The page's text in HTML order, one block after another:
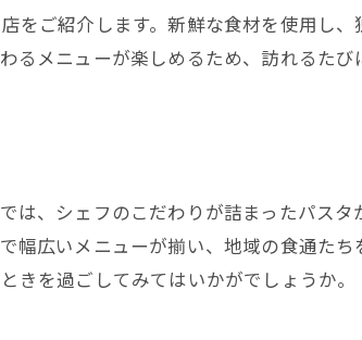
ディナー
レストラン
レストラン
スタレストラン
ストラン
ここ！
をご紹介します。新鮮な食材を使用し
るメニューが楽しめるため、訪れるたび
は、シェフのこだわりが詰まったパス
幅広いメニューが揃い、地域の食通たち
を過ごしてみてはいかがでしょうか。